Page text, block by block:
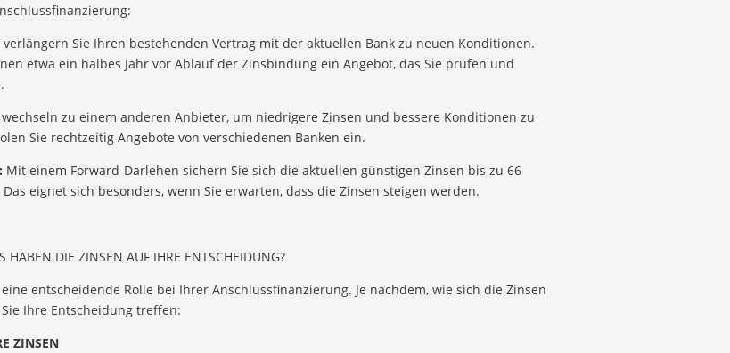
verlängern Sie Ihren bestehenden Vertrag mit der aktuellen Bank zu neuen Konditionen.
etwa ein halbes Jahr vor Ablauf der Zinsbindung ein Angebot, das Sie prüfen und
wechseln zu einem anderen Anbieter, um niedrigere Zinsen und bessere Konditionen zu
Sie recht­zeitig Angebote von verschiedenen Banken ein.
Mit einem Forward-Darlehen sichern Sie sich die aktuellen günstigen Zinsen bis zu 66
eignet sich besonders, wenn Sie erwarten, dass die Zinsen steigen werden.
HABEN DIE ZINSEN AUF IHRE ENTSCHEIDUNG?
entscheidende Rolle bei Ihrer Anschluss­finanzierung. Je nachdem, wie sich die Zinsen
Ihre Entscheidung treffen:
ZINSEN